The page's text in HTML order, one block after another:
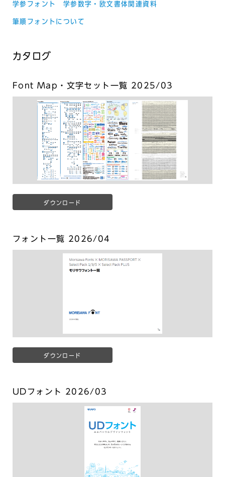
学参フォント 学参数字・欧文書体関連資料
筆順フォントについて
カタログ
Font Map・文字セット一覧 2025/03
ダウンロード
フォント一覧 2026/04
ダウンロード
UDフォント 2026/03